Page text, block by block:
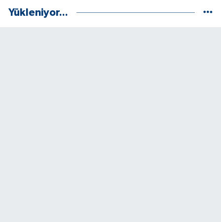
Yükleniyor...